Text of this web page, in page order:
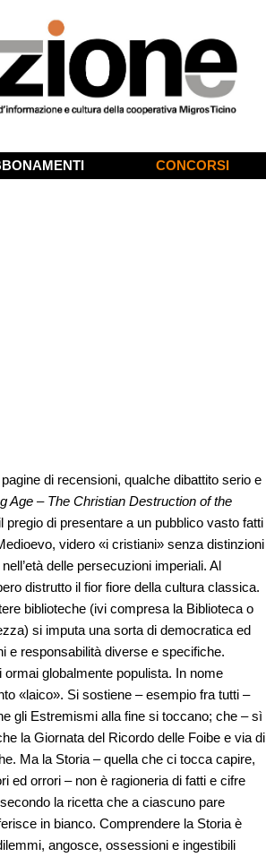
CONCORSI
di recensioni, qualche dibattito serio e
Age – The Christian Destruction of the
di presentare a un pubblico vasto fatti
videro «i cristiani» senza distinzioni
delle persecuzioni imperiali. Al
distrutto il fior fiore della cultura classica.
biblioteche (ivi compresa la Biblioteca o
si imputa una sorta di democratica ed
e responsabilità diverse e specifiche.
globalmente populista. In nome
«laico». Si sostiene – esempio fra tutti –
gli Estremismi alla fine si toccano; che – sì
la Giornata del Ricordo delle Foibe e via di
Ma la Storia – quella che ci tocca capire,
ed orrori – non è ragioneria di fatti e cifre
la ricetta che a ciascuno pare
in bianco. Comprendere la Storia è
angosce, ossessioni e ingestibili